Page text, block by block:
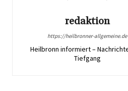
redaktion
https://heilbronner-allgemeine.de
Heilbronn informiert –
Tiefgang